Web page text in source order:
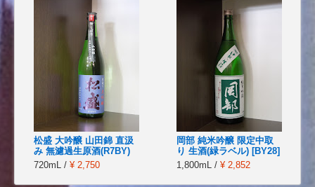
松盛 大吟醸 山田錦 直汲
み 無濾過生原酒(R7BY)
720mL / ¥ 2,750
岡部 純米吟醸 限定中取
り 生酒(緑ラベル) [BY28]
1,800mL / ¥ 2,852